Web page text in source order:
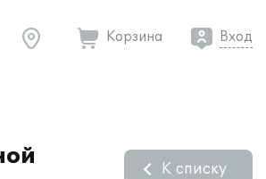
Корзина Вход
К списку